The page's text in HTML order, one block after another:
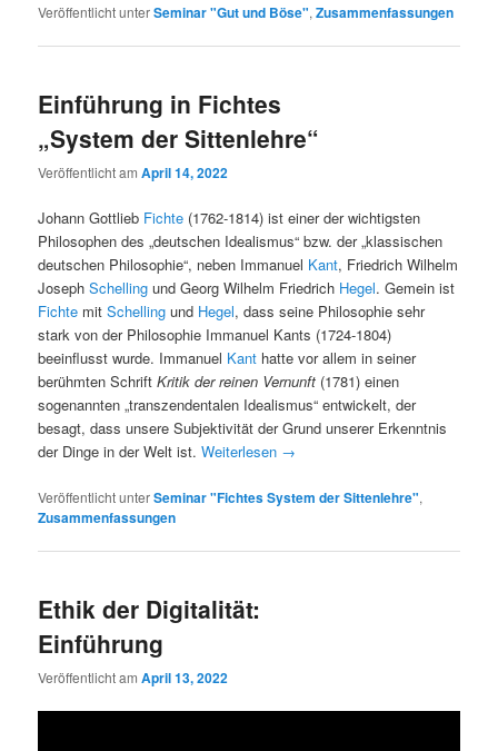
Veröffentlicht unterSeminar "Gut und Böse",Zusammenfassungen
Einführung in Fichtes
„System der Sittenlehre“
Veröffentlicht amApril 14, 2022
Johann Gottlieb Fichte (1762-1814) ist einer der wichtigsten
Philosophen des „deutschen Idealismus“ bzw. der „klassischen
deutschen Philosophie“, neben Immanuel Kant, Friedrich Wilhelm
JosephSchelling und Georg Wilhelm Friedrich Hegel. Gemein ist
Fichte mitSchelling und Hegel, dass seine Philosophie sehr
stark von der Philosophie Immanuel Kants (1724-1804)
beeinflusst wurde. Immanuel Kant hatte vor allem in seiner
berühmten SchriftKritik der reinen Vernunft (1781) einen
sogenannten „transzendentalen Idealismus“ entwickelt, der
besagt, dass unsere Subjektivität der Grund unserer Erkenntnis
der Dinge in der Welt ist.Weiterlesen →
Veröffentlicht unterSeminar "Fichtes System der Sittenlehre",
Zusammenfassungen
Ethik der Digitalität:
Einführung
Veröffentlicht amApril 13, 2022